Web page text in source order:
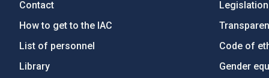
Contact
How to get to the IAC
List of personnel
Library
Legislation
Code of
Gender